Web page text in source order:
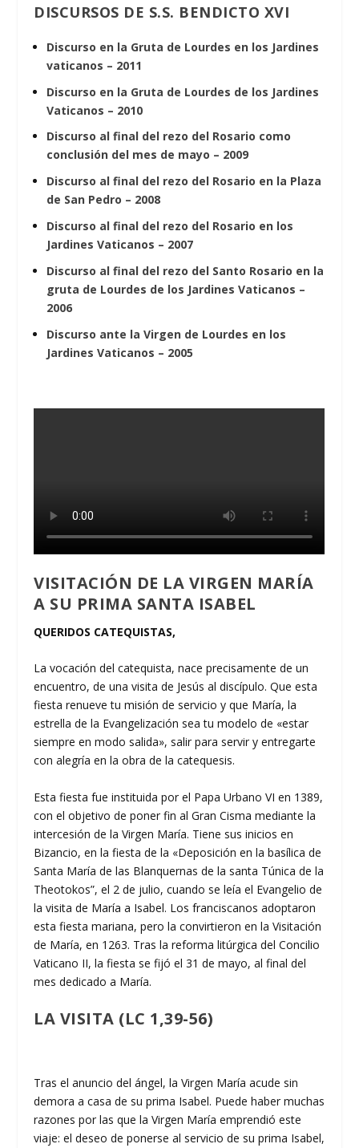
DISCURSOS DE S.S. BENDICTO XVI
Discurso en la Gruta de Lourdes en los Jardines
vaticanos – 2011
Discurso en la Gruta de Lourdes de los Jardines
Vaticanos – 2010
Discurso al final del rezo del Rosario como
conclusión del mes de mayo – 2009
Discurso al final del rezo del Rosario en la Plaza
de San Pedro – 2008
Discurso al final del rezo del Rosario en los
Jardines Vaticanos – 2007
Discurso al final del rezo del Santo Rosario en la
gruta de Lourdes de los Jardines Vaticanos –
2006
Discurso ante la Virgen de Lourdes en los
Jardines Vaticanos – 2005
VISITACIÓN DE LA VIRGEN MARÍA
A SU PRIMA SANTA ISABEL
QUERIDOS CATEQUISTAS,
La vocación del catequista, nace precisamente de un
encuentro, de una visita de Jesús al discípulo. Que esta
fiesta renueve tu misión de servicio y que María, la
estrella de la Evangelización sea tu modelo de «estar
siempre en modo salida», salir para servir y entregarte
con alegría en la obra de la catequesis.
Esta fiesta fue instituida por el Papa Urbano VI en 1389,
con el objetivo de poner fin al Gran Cisma mediante la
intercesión de la Virgen María. Tiene sus inicios en
Bizancio, en la fiesta de la «Deposición en la basílica de
Santa María de las Blanquernas de la santa Túnica de la
Theotokos”, el 2 de julio, cuando se leía el Evangelio de
la visita de María a Isabel. Los franciscanos adoptaron
esta fiesta mariana, pero la convirtieron en la Visitación
de María, en 1263. Tras la reforma litúrgica del Concilio
Vaticano II, la fiesta se fijó el 31 de mayo, al final del
mes dedicado a María.
LA VISITA (LC 1,39-56)
Tras el anuncio del ángel, la Virgen María acude sin
demora a casa de su prima Isabel. Puede haber muchas
razones por las que la Virgen María emprendió este
viaje: el deseo de ponerse al servicio de su prima Isabel,